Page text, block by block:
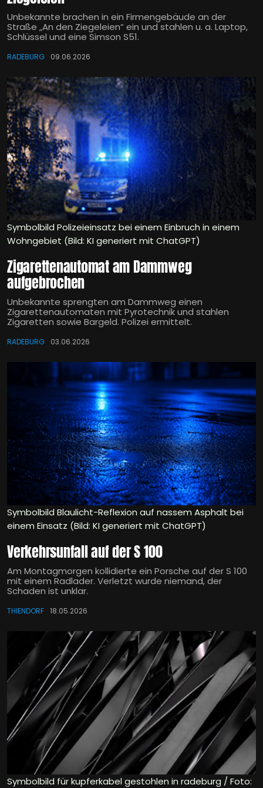
Unbekannte brachen in ein Firmengebäude an der
Straße „An den Ziegeleien“ ein und stahlen u. a. Laptop,
Schlüssel und eine Simson S51.
RADEBURG 09.06.2026
Symbolbild Polizeieinsatz bei einem Einbruch in einem
Wohngebiet (Bild: KI generiert mit ChatGPT)
Zigarettenautomat am Dammweg
aufgebrochen
Unbekannte sprengten am Dammweg einen
Zigarettenautomaten mit Pyrotechnik und stahlen
Zigaretten sowie Bargeld. Polizei ermittelt.
RADEBURG 03.06.2026
Symbolbild Blaulicht-Reflexion auf nassem Asphalt bei
einem Einsatz (Bild: KI generiert mit ChatGPT)
Verkehrsunfall auf der S 100
Am Montagmorgen kollidierte ein Porsche auf der S 100
mit einem Radlader. Verletzt wurde niemand, der
Schaden ist unklar.
THIENDORF 18.05.2026
Symbolbild für kupferkabel gestohlen in radeburg / Foto: